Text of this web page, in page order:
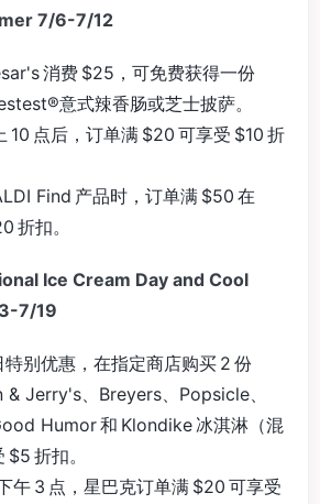
7/6-7/12
消费 $25，可免费获得一份
意式辣香肠或芝士披萨。
10 点后，订单满 $20 可享受 $10 折
Find 产品时，订单满 $50 在
折扣。
Ice Cream Day and Cool
7/19
别优惠，在指定商店购买 2 份
& Jerry's、Breyers、Popsicle、
Humor 和 Klondike 冰淇淋（混
折扣。
午 3 点，星巴克订单满 $20 可享受